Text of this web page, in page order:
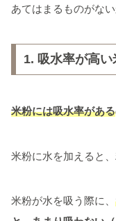
あてはまるものがな
1. 吸水率が高
米粉には吸水率がある
米粉に水を加えると
米粉が水を吸う際に、